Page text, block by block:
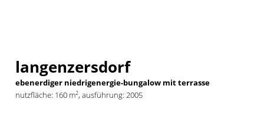
langenzersdorf
ebenerdiger niedrigenergie-bungalow mit terrasse
nutzfläche: 160 m2, ausführung: 2005